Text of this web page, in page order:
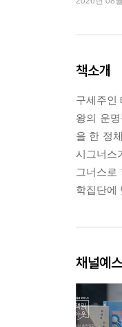
책소개
구세주인
왕의 운
을 한 정
시그너스
그너스로
학집단에
채널예